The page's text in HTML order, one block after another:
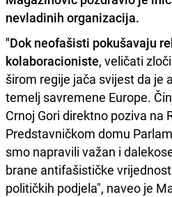
nevladinih organizacija.
"Dok neofašisti pokušavaju
kolaboracioniste, veličati
širom regije jača svijest da je
temelj savremene Europe.
Crnoj Gori direktno poziva na
Predstavničkom domu
smo napravili važan i
brane antifašističke
političkih podjela", naveo je